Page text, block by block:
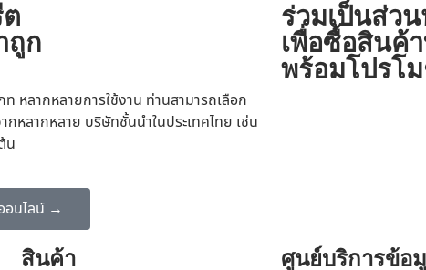
ถูก
หลากหลายการใช้งาน ท่านสามารถเลือก
หลากหลาย บริษัทชั้นนำในประเทศไทย เช่น
น
อนไลน์ →
ร่วมเป็นส่วน
เพื่อซื้อสินค้
พร้อมโปรโ
สินค้า ศูนย์บริการข้อ